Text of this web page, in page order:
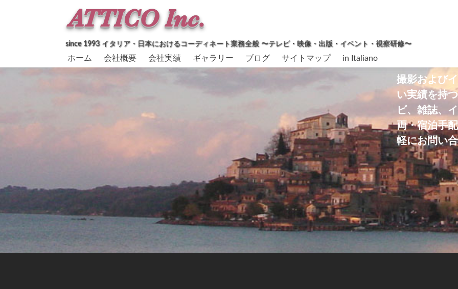
since 1993 イタリア・日本におけるコーディネート業務全般 〜テレビ・映像・出版・イベント・視察研修〜
ホーム 会社概要 会社実績 ギャラリー ブログ サイトマップ in Italiano
撮影および
い実績を持
ビ、雑誌、
両・宿泊手
軽にお問い